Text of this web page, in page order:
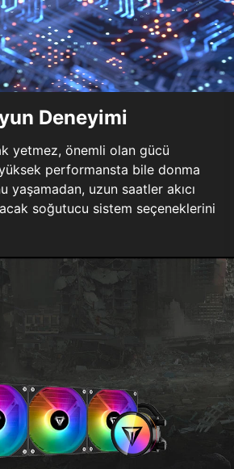
Deneyimi
yetmez, önemli olan gücü
performansta bile donma
yaşamadan, uzun saatler akıcı
soğutucu sistem seçeneklerini